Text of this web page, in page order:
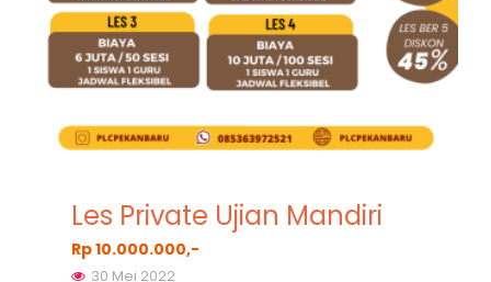
Les Private Ujian Mandiri
Rp 10.000.000,-
30 Mei 2022